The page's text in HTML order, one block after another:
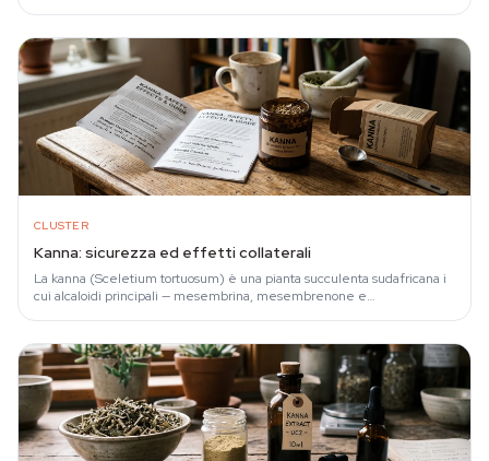
CLUSTER
Kanna: sicurezza ed effetti collaterali
La kanna (Sceletium tortuosum) è una pianta succulenta sudafricana i
cui alcaloidi principali — mesembrina, mesembrenone e